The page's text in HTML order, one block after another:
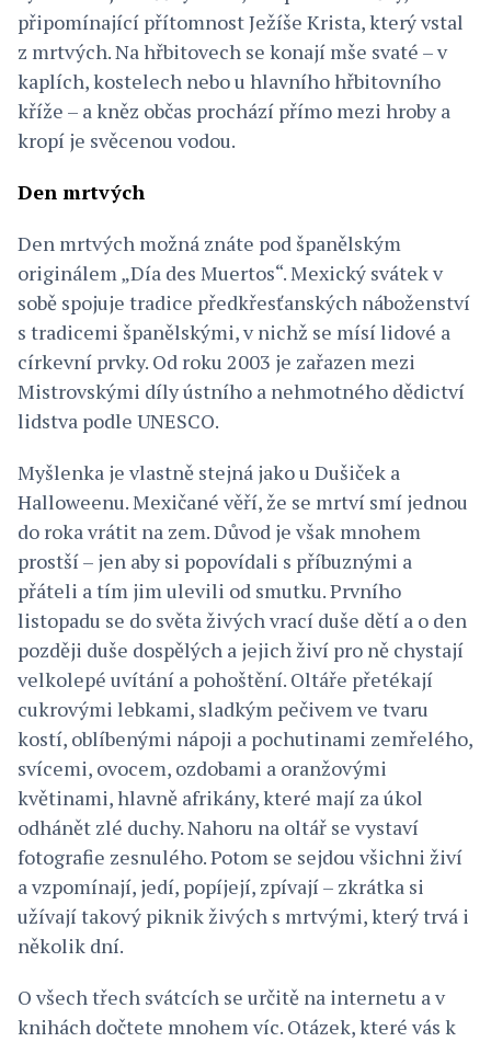
připomínající přítomnost Ježíše Krista, který vstal
z mrtvých. Na hřbitovech se konají mše svaté – v
kaplích, kostelech nebo u hlavního hřbitovního
kříže – a kněz občas prochází přímo mezi hroby a
kropí je svěcenou vodou.
Den mrtvých
Den mrtvých možná znáte pod španělským
originálem „Día des Muertos“. Mexický svátek v
sobě spojuje tradice předkřesťanských náboženství
s tradicemi španělskými, v nichž se mísí lidové a
církevní prvky. Od roku 2003 je zařazen mezi
Mistrovskými díly ústního a nehmotného dědictví
lidstva podle UNESCO.
Myšlenka je vlastně stejná jako u Dušiček a
Halloweenu. Mexičané věří, že se mrtví smí jednou
do roka vrátit na zem. Důvod je však mnohem
prostší – jen aby si popovídali s příbuznými a
přáteli a tím jim ulevili od smutku. Prvního
listopadu se do světa živých vrací duše dětí a o den
později duše dospělých a jejich živí pro ně chystají
velkolepé uvítání a pohoštění. Oltáře přetékají
cukrovými lebkami, sladkým pečivem ve tvaru
kostí, oblíbenými nápoji a pochutinami zemřelého,
svícemi, ovocem, ozdobami a oranžovými
květinami, hlavně afrikány, které mají za úkol
odhánět zlé duchy. Nahoru na oltář se vystaví
fotografie zesnulého. Potom se sejdou všichni živí
a vzpomínají, jedí, popíjejí, zpívají – zkrátka si
užívají takový piknik živých s mrtvými, který trvá i
několik dní.
O všech třech svátcích se určitě na internetu a v
knihách dočtete mnohem víc. Otázek, které vás k